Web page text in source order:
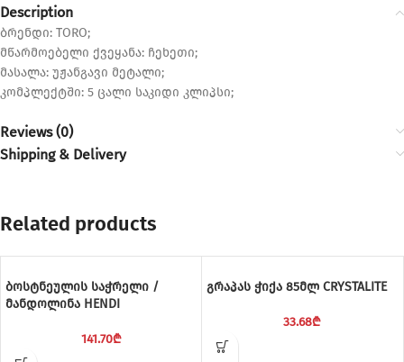
Description
ბრენდი: TORO;
მწარმოებელი ქვეყანა: ჩეხეთი;
მასალა: უჟანგავი მეტალი;
კომპლექტში: 5 ცალი საკიდი კლიპსი;
Reviews (0)
Shipping & Delivery
Related products
ბოსტნეულის საჭრელი /
მანდოლინა HENDI
141.70₾
გრაპას ჭიქა 85მლ CRYSTALITE
33.68₾